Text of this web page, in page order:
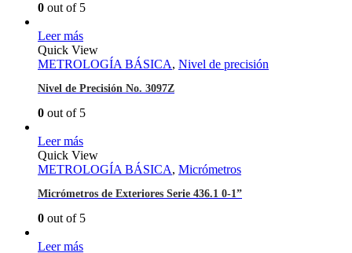
0 out of 5
Leer más
Quick View
METROLOGÍA BÁSICA, Nivel de precisión
Nivel de Precisión No. 3097Z
0 out of 5
Leer más
Quick View
METROLOGÍA BÁSICA, Micrómetros
Micrómetros de Exteriores Serie 436.1 0-1”
0 out of 5
Leer más